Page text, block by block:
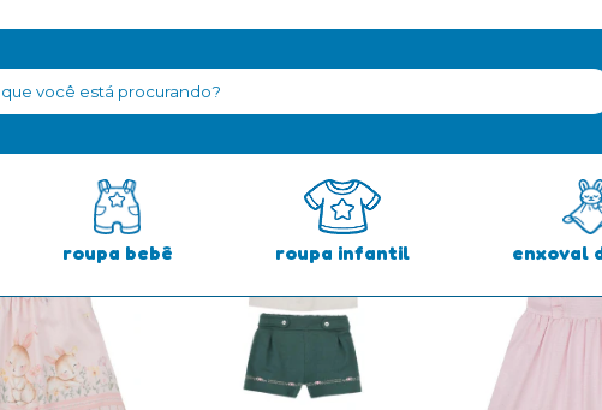
roupa bebê roupa infantil enxoval